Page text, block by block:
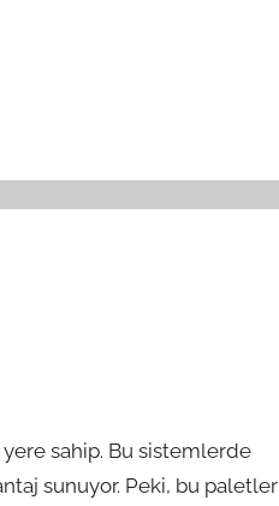
sahip. Bu sistemlerde
sunuyor. Peki, bu paletler